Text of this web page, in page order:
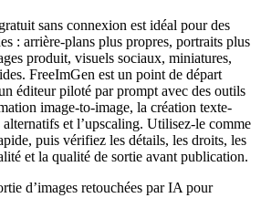
sans connexion est idéal pour des
: arrière-plans plus propres, portraits plus
produit, visuels sociaux, miniatures,
FreeImGen est un point de départ
éditeur piloté par prompt avec des outils
image-to-image, la création texte-
et l’upscaling. Utilisez-le comme
puis vérifiez les détails, les droits, les
et la qualité de sortie avant publication.